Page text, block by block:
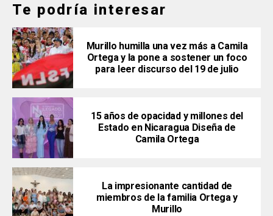
Te podría interesar
Murillo humilla una vez más a Camila
Ortega y la pone a sostener un foco
para leer discurso del 19 de julio
15 años de opacidad y millones del
Estado en Nicaragua Diseña de
Camila Ortega
La impresionante cantidad de
miembros de la familia Ortega y
Murillo